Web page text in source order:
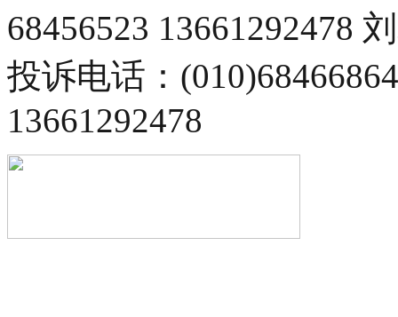
68456523 13661292478
投诉电话：
13661292478